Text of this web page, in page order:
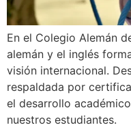
En el Colegio Alemán
alemán y el inglés
visión internacional.
respaldada por
el desarrollo
nuestros estudiantes.